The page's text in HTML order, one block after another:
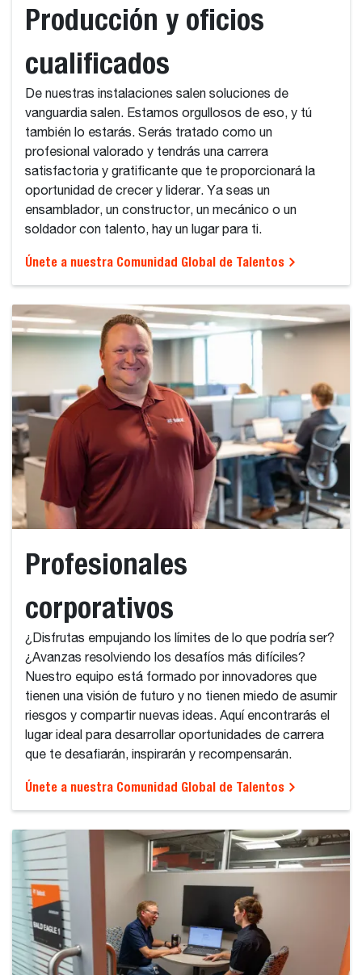
Producción y oficios
cualificados
De nuestras instalaciones salen soluciones de
vanguardia salen. Estamos orgullosos de eso, y tú
también lo estarás. Serás tratado como un
profesional valorado y tendrás una carrera
satisfactoria y gratificante que te proporcionará la
oportunidad de crecer y liderar. Ya seas un
ensamblador, un constructor, un mecánico o un
soldador con talento, hay un lugar para ti.
Únete a nuestra Comunidad Global de Talentos
Profesionales
corporativos
¿Disfrutas empujando los límites de lo que podría ser?
¿Avanzas resolviendo los desafíos más difíciles?
Nuestro equipo está formado por innovadores que
tienen una visión de futuro y no tienen miedo de asumir
riesgos y compartir nuevas ideas. Aquí encontrarás el
lugar ideal para desarrollar oportunidades de carrera
que te desafiarán, inspirarán y recompensarán.
Únete a nuestra Comunidad Global de Talentos